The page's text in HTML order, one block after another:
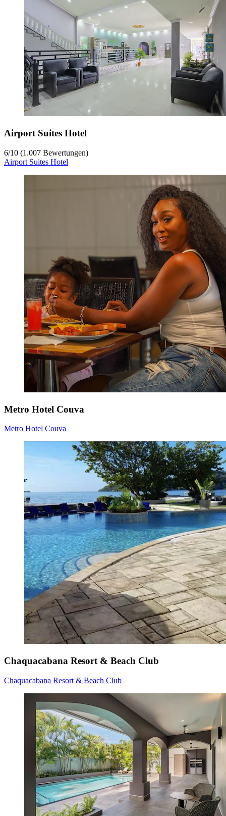
Airport Suites Hotel
6/10 (1.007 Bewertungen)
Airport Suites Hotel
Metro Hotel Couva
Metro Hotel Couva
Chaquacabana Resort & Beach Club
Chaquacabana Resort & Beach Club